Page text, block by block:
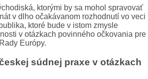
ktorými by sa mohol spravovať
v dlho očakávanom rozhodnutí vo veci
ktoré bude v istom zmysle
v otázkach povinného očkovania pre
Európy.
súdnej praxe v otázkach